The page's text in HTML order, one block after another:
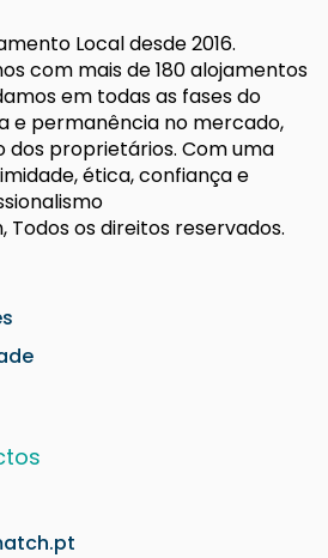
Local desde 2016.
com mais de 180 alojamentos
em todas as fases do
e permanência no mercado,
dos proprietários. Com uma
ética, confiança e
Todos os direitos reservados.